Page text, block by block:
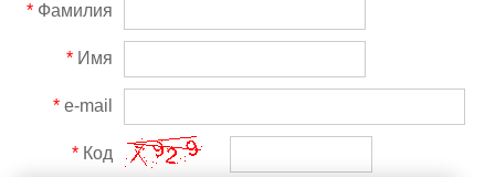
* Фамилия
* Имя
* e-mail
* Код